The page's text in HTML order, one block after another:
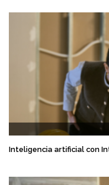
Inteligencia artificial con